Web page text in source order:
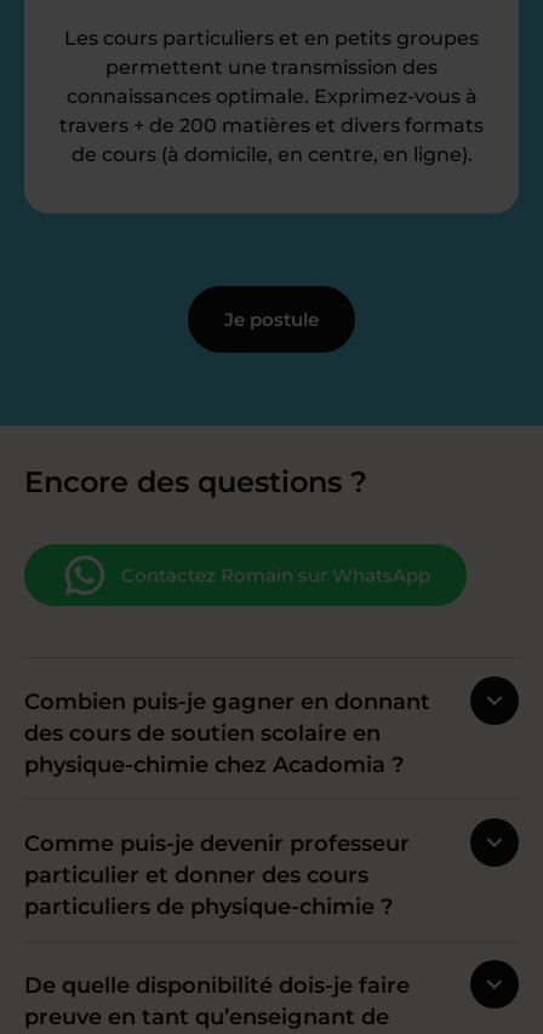
Les cours particuliers et en petits groupes
permettent une transmission des
connaissances optimale. Exprimez-vous à
travers + de 200 matières et divers formats
de cours (à domicile, en centre, en ligne).
Je postule
Encore des questions ?
Contactez Romain sur WhatsApp
Combien puis-je gagner en donnant
des cours de soutien scolaire en
physique-chimie chez Acadomia ?
Comme puis-je devenir professeur
particulier et donner des cours
particuliers de physique-chimie ?
De quelle disponibilité dois-je faire
preuve en tant qu’enseignant de